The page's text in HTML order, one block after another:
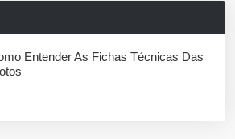
Entender As Fichas Técnicas Das